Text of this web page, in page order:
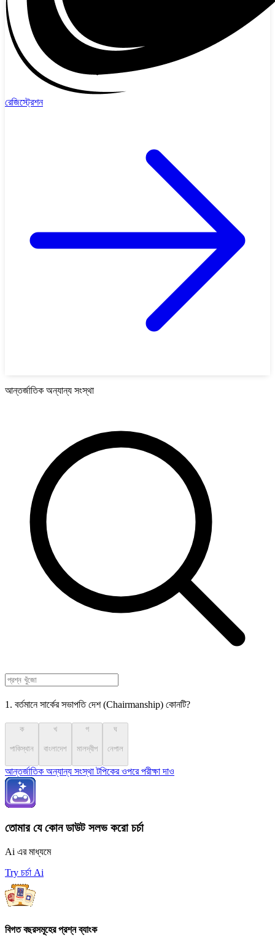
রেজিস্ট্রেশন
আন্তর্জাতিক অন্যান্য সংস্থা
1. বর্তমানে সার্কের সভাপতি দেশ (Chairmanship) কোনটি?
ক
পাকিস্থান
খ
বাংলাদেশ
গ
মালদ্বীপ
ঘ
নেপাল
আন্তর্জাতিক অন্যান্য সংস্থা টপিকের ওপরে পরীক্ষা দাও
তোমার যে কোন ডাউট সলভ করো চর্চা
Ai এর মাধ্যমে
Try চর্চা Ai
বিগত বছরসমূহের প্রশ্ন ব্যাংক